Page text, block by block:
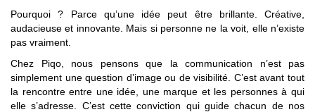
Pourquoi ? Parce qu’une idée peut être brillante. Créative,
audacieuse et innovante. Mais si personne ne la voit, elle n’existe
pas vraiment.
Chez Piqo, nous pensons que la communication n’est pas
simplement une question d’image ou de visibilité. C’est avant tout
la rencontre entre une idée, une marque et les personnes à qui
elle s’adresse. C’est cette conviction qui guide chacun de nos